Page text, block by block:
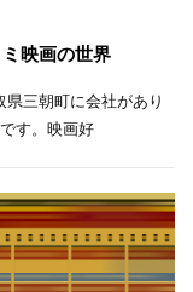
映画の世界
三朝町に会社があり
す。映画好